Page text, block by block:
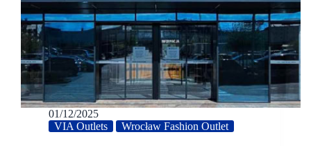
01/12/2025
VIA Outlets
Wrocław Fashion Outlet